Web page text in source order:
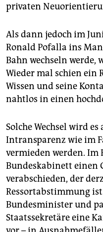
privaten
Als dann jedoch im
Ronald Pofalla ins
Bahn wechseln werde,
Wieder mal schien ein
Wissen und seine
nahtlos in einen
Solche Wechsel wird
Intransparenz wie im
vermieden werden. Im
Bundeskabinett einen
verabschieden, der
Ressortabstimmung
Bundesminister und
Staatssekretäre eine